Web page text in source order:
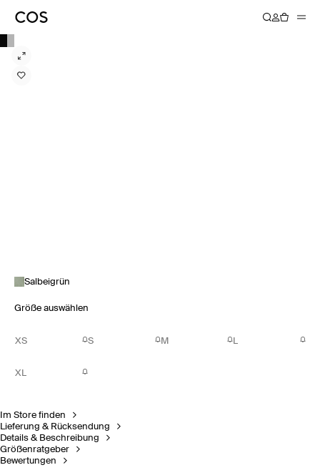
Salbeigrün
Größe auswählen
XS S M L
XL
Im Store finden
Lieferung & Rücksendung
Details & Beschreibung
Größenratgeber
Bewertungen